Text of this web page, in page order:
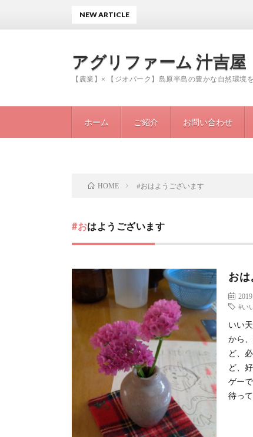
アグリファーム 汁吉屋
【農業】× 【ジオパーク】島原半島の豊かな自然環境
ホーム ご紹介 お問い合わせ
NEW ARTICLE
HOME #おはようございます
#おはようございます
おは
#い
いい
から
ど、
ど、
ゲー
待っ